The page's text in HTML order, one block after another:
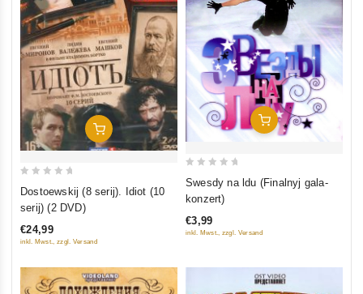
In Den Warenkorb
5
Dostoewskij (8 serij). Idiot (10
serij) (2 DVD)
€24,99
inkl. Mwst., zzgl. Versand
In Den Warenkorb
5
Swesdy na ldu (Finalnyj gala-
konzert)
€3,99
inkl. Mwst., zzgl. Versand